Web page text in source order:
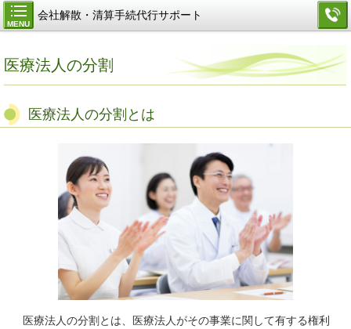
MENU
会社解散・清算手続代行サポート
医療法人の分割
医療法人の分割とは
医療法人の分割とは、医療法人がその事業に関して有する権利